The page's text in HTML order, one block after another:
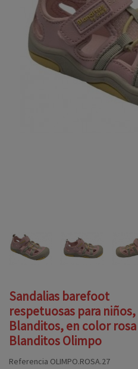
Sandalias barefoot
respetuosas para
Blanditos, en color
Blanditos Olimpo
Referencia OLIMPO.ROSA.27